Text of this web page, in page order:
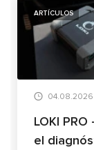
ARTÍCULOS
04.08.2026
LOKI
el